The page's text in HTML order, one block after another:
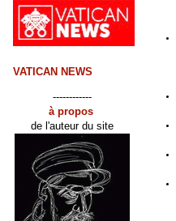
VATICAN NEWS
------------
à propos
de l'auteur du site